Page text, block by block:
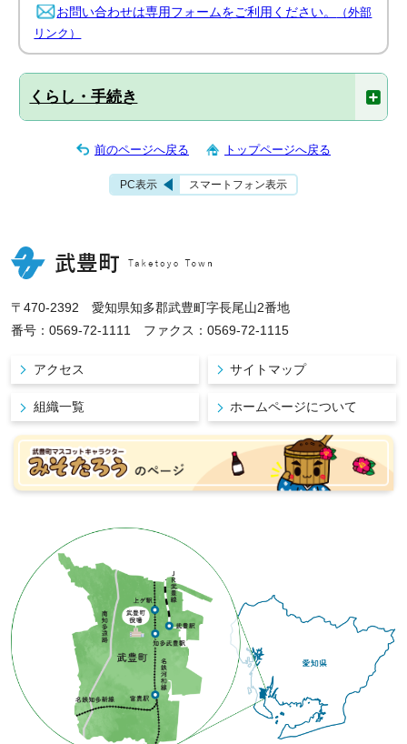
お問い合わせは専用フォームをご利用ください。
（外部
リンク）
くらし・手続き
前のページへ戻る トップページへ戻る
PC表示 スマートフォン表示
〒470-2392 愛知県知多郡武豊町字長尾山2番地
番号：0569-72-1111 ファクス：0569-72-1115
アクセス サイトマップ
組織一覧 ホームページについて